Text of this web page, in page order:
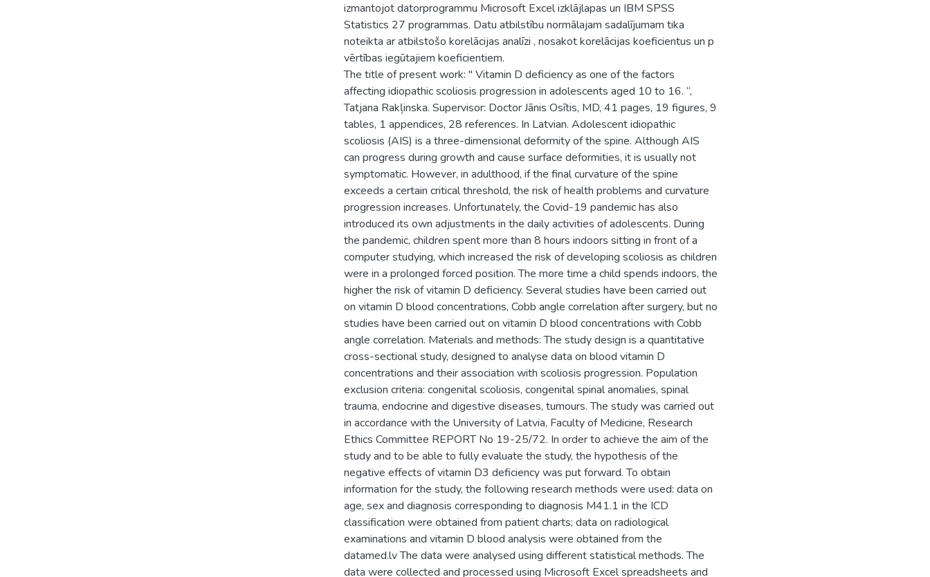
izmantojot datorprogrammu Microsoft Excel izklājlapas un IBM SPSS
Statistics 27 programmas. Datu atbilstību normālajam sadalījumam tika
noteikta ar atbilstošo korelācijas analīzi , nosakot korelācijas koeficientus un p
vērtības iegūtajiem koeficientiem.
The title of present work: " Vitamin D deficiency as one of the factors
affecting idiopathic scoliosis progression in adolescents aged 10 to 16. “,
Tatjana Rakļinska. Supervisor: Doctor Jānis Osītis, MD, 41 pages, 19 figures, 9
tables, 1 appendices, 28 references. In Latvian. Adolescent idiopathic
scoliosis (AIS) is a three-dimensional deformity of the spine. Although AIS
can progress during growth and cause surface deformities, it is usually not
symptomatic. However, in adulthood, if the final curvature of the spine
exceeds a certain critical threshold, the risk of health problems and curvature
progression increases. Unfortunately, the Covid-19 pandemic has also
introduced its own adjustments in the daily activities of adolescents. During
the pandemic, children spent more than 8 hours indoors sitting in front of a
computer studying, which increased the risk of developing scoliosis as children
were in a prolonged forced position. The more time a child spends indoors, the
higher the risk of vitamin D deficiency. Several studies have been carried out
on vitamin D blood concentrations, Cobb angle correlation after surgery, but no
studies have been carried out on vitamin D blood concentrations with Cobb
angle correlation. Materials and methods: The study design is a quantitative
cross-sectional study, designed to analyse data on blood vitamin D
concentrations and their association with scoliosis progression. Population
exclusion criteria: congenital scoliosis, congenital spinal anomalies, spinal
trauma, endocrine and digestive diseases, tumours. The study was carried out
in accordance with the University of Latvia, Faculty of Medicine, Research
Ethics Committee REPORT No 19-25/72. In order to achieve the aim of the
study and to be able to fully evaluate the study, the hypothesis of the
negative effects of vitamin D3 deficiency was put forward. To obtain
information for the study, the following research methods were used: data on
age, sex and diagnosis corresponding to diagnosis M41.1 in the ICD
classification were obtained from patient charts; data on radiological
examinations and vitamin D blood analysis were obtained from the
datamed.lv The data were analysed using different statistical methods. The
data were collected and processed using Microsoft Excel spreadsheets and